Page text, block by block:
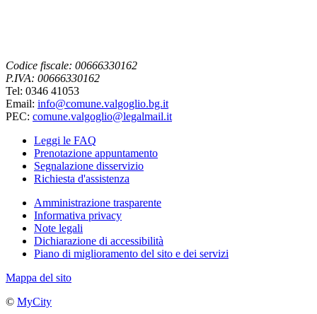
Codice fiscale: 00666330162
P.IVA: 00666330162
Tel: 0346 41053
Email: info@comune.valgoglio.bg.it
PEC: comune.valgoglio@legalmail.it
Leggi le FAQ
Prenotazione appuntamento
Segnalazione disservizio
Richiesta d'assistenza
Amministrazione trasparente
Informativa privacy
Note legali
Dichiarazione di accessibilità
Piano di miglioramento del sito e dei servizi
Mappa del sito
© MyCity